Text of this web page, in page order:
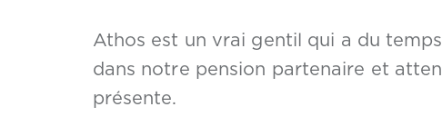
Athos est un vrai gentil qui a du
dans notre pension partenaire et
présente.